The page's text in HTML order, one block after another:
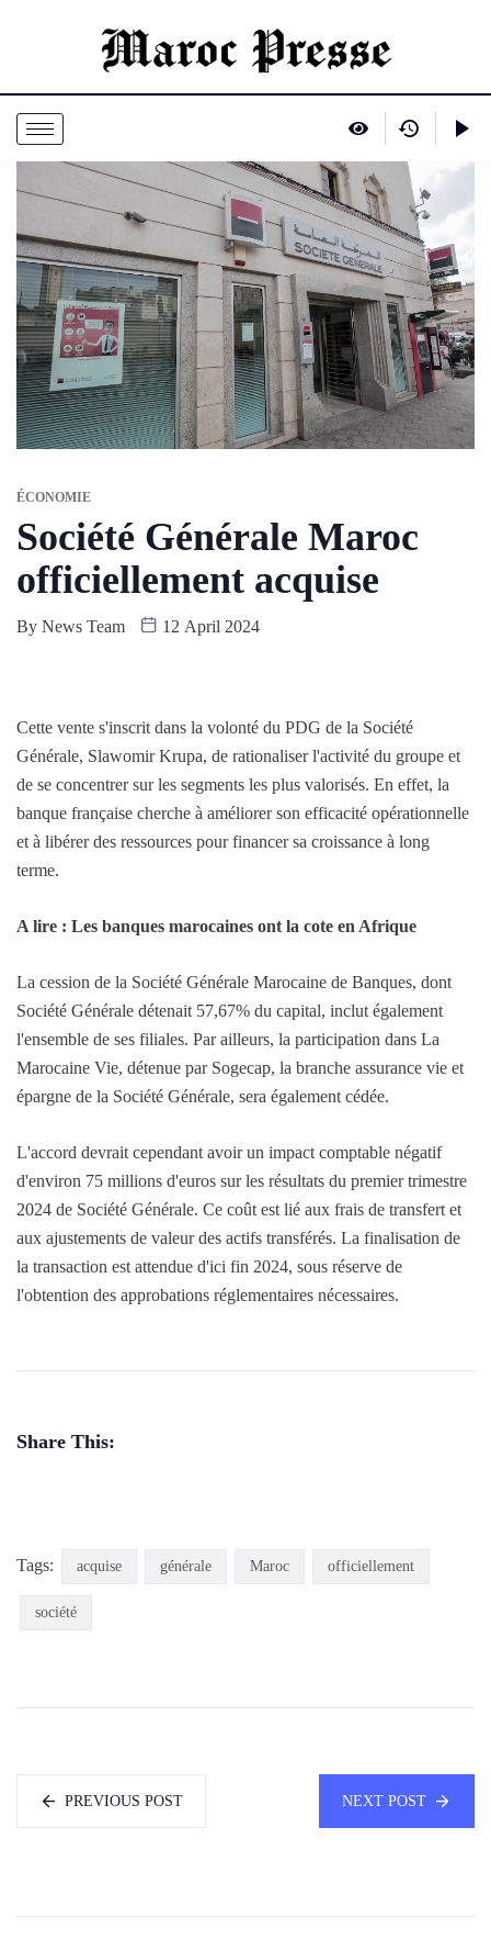
ÉCONOMIE
Société Générale Maroc
officiellement acquise
By News Team 12 April 2024
Cette vente s'inscrit dans la volonté du PDG de la Société
Générale, Slawomir Krupa, de rationaliser l'activité du groupe et
de se concentrer sur les segments les plus valorisés. En effet, la
banque française cherche à améliorer son efficacité opérationnelle
et à libérer des ressources pour financer sa croissance à long
terme.
A lire : Les banques marocaines ont la cote en Afrique
La cession de la Société Générale Marocaine de Banques, dont
Société Générale détenait 57,67% du capital, inclut également
l'ensemble de ses filiales. Par ailleurs, la participation dans La
Marocaine Vie, détenue par Sogecap, la branche assurance vie et
épargne de la Société Générale, sera également cédée.
L'accord devrait cependant avoir un impact comptable négatif
d'environ 75 millions d'euros sur les résultats du premier trimestre
2024 de Société Générale. Ce coût est lié aux frais de transfert et
aux ajustements de valeur des actifs transférés. La finalisation de
la transaction est attendue d'ici fin 2024, sous réserve de
l'obtention des approbations réglementaires nécessaires.
Share This:
Tags: acquise générale Maroc officiellement
société
PREVIOUS POST NEXT POST